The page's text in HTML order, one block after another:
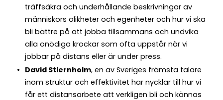
träffsäkra och underhållande beskrivningar av
människors olikheter och egenheter och hur vi ska
bli bättre på att jobba tillsammans och undvika
alla onödiga krockar som ofta uppstår när vi
jobbar på distans eller är under press.
David Stiernholm, en av Sveriges främsta talare
inom struktur och effektivitet har nycklar till hur vi
får ett distansarbete att verkligen bli och kännas